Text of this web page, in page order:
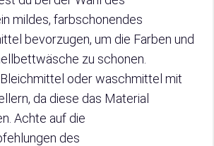
mildes, farbschonendes
bevorzugen, um die Farben und
zu schonen.
oder waschmittel mit
da diese das Material
Achte auf die
des